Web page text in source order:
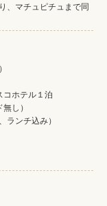
、マチュピチュまで同
ホテル１泊
し）
ランチ込み）